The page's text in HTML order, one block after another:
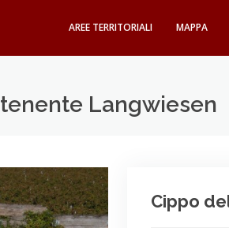
AREE TERRITORIALI MAPPA
Langwiesen
Cippo